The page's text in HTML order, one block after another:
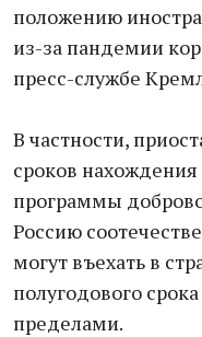
положению
из-за пандемии
пресс-службе
В частности,
сроков
программы
Россию
могут въехать в
полугодового
пределами.